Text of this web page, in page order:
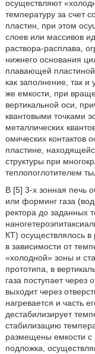
осуществляют
температуру за счет
пластин, при этом
слоев или массивов
раствора-расплава,
нижнего основания
плавающей пластиной
как заполнение, так и
же емкости, при
вертикальной оси,
квантовыми точками
металлических
омических контактов
пластине,
структуры при
теплопоглотителем
В [5] 3-х зонная печь
или форминг газа
ректора до заданных
КТ) осуществлялось в
в зависимости от
«холодной» зоны и
прототипа, в
газа поступает через
выходит через
нагревается и часть
дестабилизирует
стабилизацию
размещены емкости с
подложка,